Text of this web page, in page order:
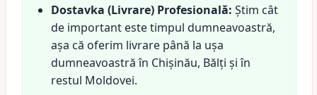
Dostavka (Livrare) Profesională: Știm cât
de important este timpul dumneavoastră,
așa că oferim livrare până la ușa
dumneavoastră în Chișinău, Bălți și în
restul Moldovei.